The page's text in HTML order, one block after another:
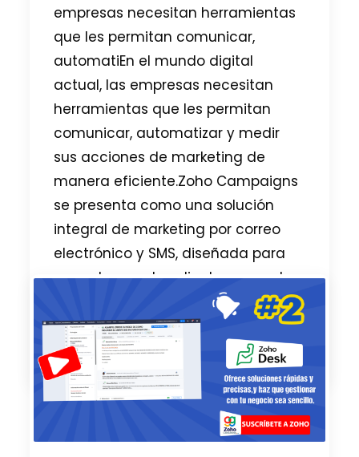
empresas necesitan herramientas
que les permitan comunicar,
automatiEn el mundo digital
actual, las empresas necesitan
herramientas que les permitan
comunicar, automatizar y medir
sus acciones de marketing de
manera eficiente.Zoho Campaigns
se presenta como una solución
integral de marketing por correo
electrónico y SMS, diseñada para
conectar con los clientes correctos,
en el momento adecuado y con el
mensaje perfecto. Gracias a
PUBLICADO EN CAMPAINGS,